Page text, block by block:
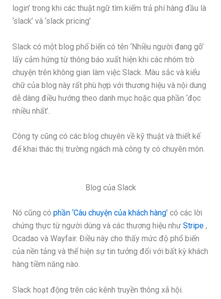
login’ trong khi các thuật ngữ tìm kiếm trả phí hàng đầu là
‘slack’ và ‘slack pricing’
Slack có một blog phổ biến có tên ‘Nhiều người đang gõ’
lấy cảm hứng từ thông báo xuất hiện khi các nhóm trò
chuyện trên không gian làm việc Slack. Màu sắc và kiểu
chữ của blog này rất phù hợp với thương hiệu và nội dung
dễ dàng điều hướng theo danh mục hoặc qua phần ‘đọc
nhiều nhất’.
Công ty cũng có các blog chuyên về kỹ thuật và thiết kế
để khai thác thị trường ngách mà công ty có chuyên môn.
Blog của Slack
Nó cũng có phần ‘Câu chuyện của khách hàng’ có các lời
chứng thực từ người dùng và các thương hiệu như Stripe ,
Ocadao và Wayfair. Điều này cho thấy mức độ phổ biến
của nền tảng và thể hiện sự tin tưởng đối với bất kỳ khách
hàng tiềm năng nào.
Slack hoạt động trên các kênh truyền thông xã hội.